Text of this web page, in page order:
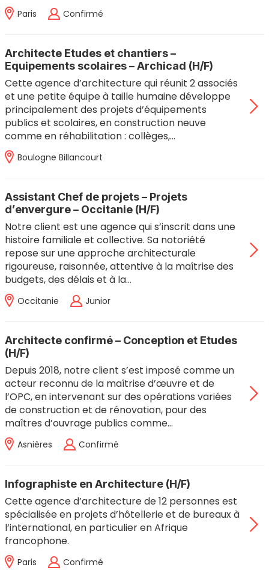
Paris Confirmé
Architecte Etudes et chantiers –
Equipements scolaires – Archicad (H/F)
Cette agence d’architecture qui réunit 2 associés
et une petite équipe à taille humaine développe
principalement des projets d’équipements
publics et scolaires, en construction neuve
comme en réhabilitation : collèges,…
Boulogne Billancourt
Assistant Chef de projets – Projets
d’envergure – Occitanie (H/F)
Notre client est une agence qui s’inscrit dans une
histoire familiale et collective. Sa notoriété
repose sur une approche architecturale
rigoureuse, raisonnée, attentive à la maîtrise des
budgets, des délais et à la…
Occitanie Junior
Architecte confirmé – Conception et Etudes
(H/F)
Depuis 2018, notre client s’est imposé comme un
acteur reconnu de la maîtrise d’œuvre et de
l’OPC, en intervenant sur des opérations variées
de construction et de rénovation, pour des
maîtres d’ouvrage publics comme…
Asnières Confirmé
Infographiste en Architecture (H/F)
Cette agence d’architecture de 12 personnes est
spécialisée en projets d’hôtellerie et de bureaux à
l’international, en particulier en Afrique
francophone.
Paris Confirmé